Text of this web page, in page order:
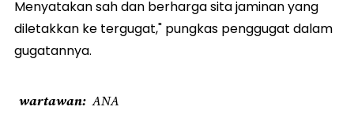
Menyatakan sah dan berharga sita jaminan yang
diletakkan ke tergugat," pungkas penggugat dalam
gugatannya.
wartawan ANA